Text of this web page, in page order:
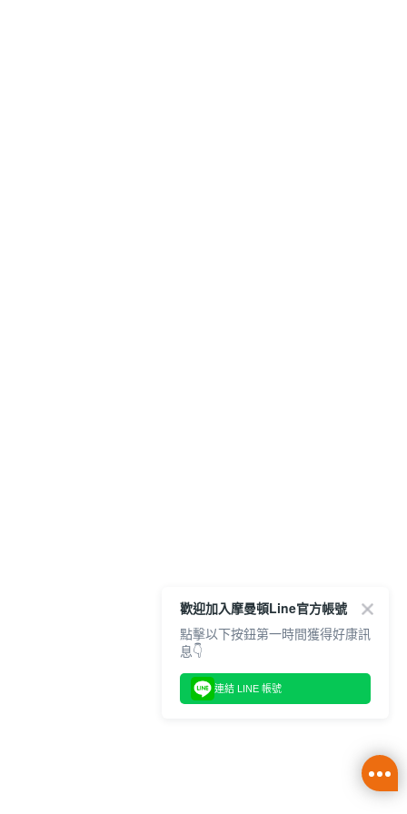
歡迎加入摩曼頓Line官方帳號
點擊以下按鈕第一時間獲得好康訊
息👇
連結 LINE 帳號